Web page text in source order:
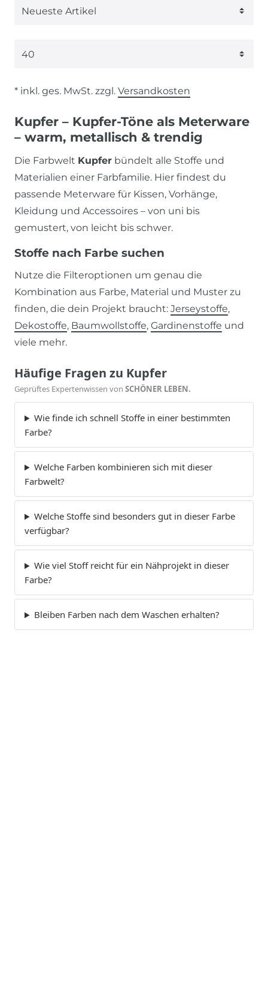
* inkl. ges. MwSt. zzgl. Versandkosten
Kupfer – Kupfer-Töne als Meterware
– warm, metallisch & trendig
Die Farbwelt Kupfer bündelt alle Stoffe und
Materialien einer Farbfamilie. Hier findest du
passende Meterware für Kissen, Vorhänge,
Kleidung und Accessoires – von uni bis
gemustert, von leicht bis schwer.
Stoffe nach Farbe suchen
Nutze die Filteroptionen um genau die
Kombination aus Farbe, Material und Muster zu
finden, die dein Projekt braucht: Jerseystoffe,
Dekostoffe, Baumwollstoffe, Gardinenstoffe und
viele mehr.
Häufige Fragen zu Kupfer
Geprüftes Expertenwissen von SCHÖNER LEBEN.
Wie finde ich schnell Stoffe in einer bestimmten
Farbe?
Welche Farben kombinieren sich mit dieser
Farbwelt?
Welche Stoffe sind besonders gut in dieser Farbe
verfügbar?
Wie viel Stoff reicht für ein Nähprojekt in dieser
Farbe?
Bleiben Farben nach dem Waschen erhalten?